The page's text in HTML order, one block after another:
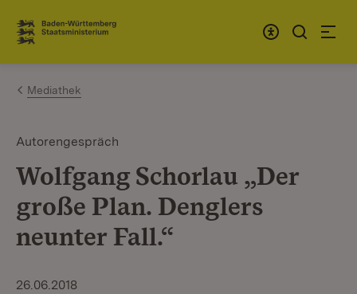
Zum Inhalt springen
Link zur Startseite
Mediathek
Autorengespräch
Wolfgang Schorlau „Der
große Plan. Denglers
neunter Fall.“
26.06.2018